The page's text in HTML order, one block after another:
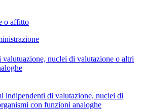
o affitto
nuclei di valutazione o altri
indipendenti di valutazione, nuclei di
con funzioni analoghe